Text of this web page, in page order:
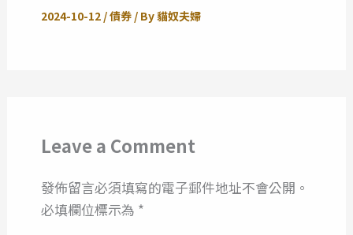
2024-10-12 /債券/ By貓奴夫婦
Leave a Comment
發佈留言必須填寫的電子郵件地址不會公開。
必填欄位標示為 *